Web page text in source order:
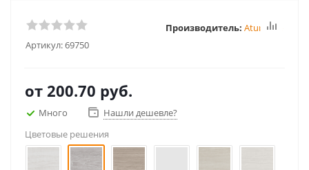
Артикул:69750
Производитель: Atum Pro
от 200.70 руб.
Много
Нашли дешевле?
Цветовые решения